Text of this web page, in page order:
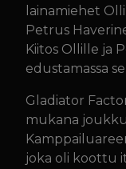
lainamiehet
Petrus
Kiitos Ollille ja
edustamassa
Gladiator
mukana
joka oli koottu